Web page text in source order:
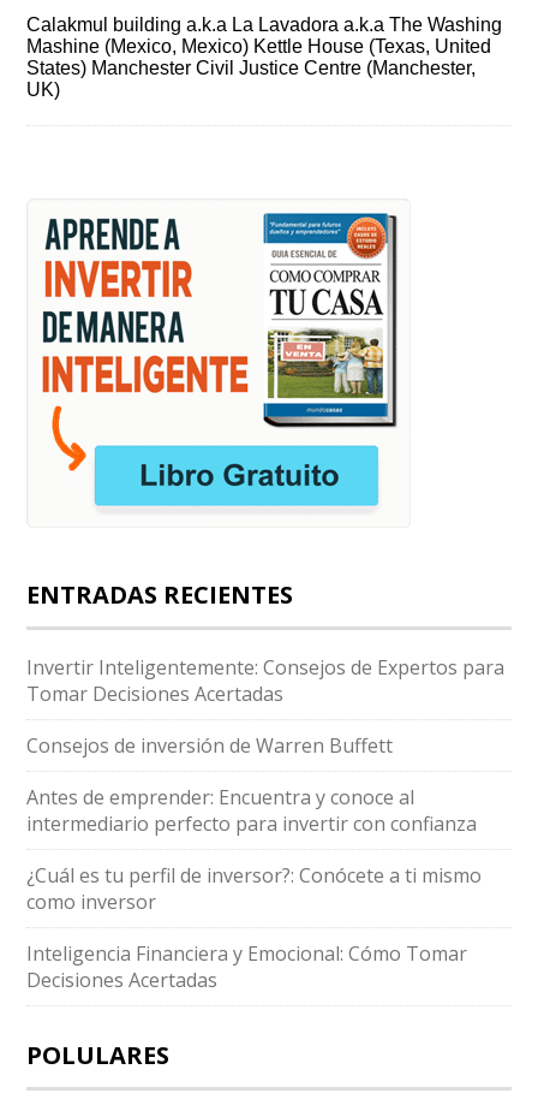
Calakmul building a.k.a La Lavadora a.k.a The Washing
Mashine (Mexico, Mexico) Kettle House (Texas, United
States) Manchester Civil Justice Centre (Manchester,
UK)
ENTRADAS RECIENTES
Invertir Inteligentemente: Consejos de Expertos para
Tomar Decisiones Acertadas
Consejos de inversión de Warren Buffett
Antes de emprender: Encuentra y conoce al
intermediario perfecto para invertir con confianza
¿Cuál es tu perfil de inversor?: Conócete a ti mismo
como inversor
Inteligencia Financiera y Emocional: Cómo Tomar
Decisiones Acertadas
POLULARES